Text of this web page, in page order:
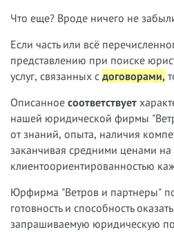
Что еще? Вроде ничего не
Если часть или всё
представлению при поиске
услуг, связанных с договорами, т
Описанное соответствует
нашей юридической фирмы
от знаний, опыта, наличия
заканчивая средними ценами на
клиентоориентированностью
Юрфирма "Ветров и партнеры"
готовность и способность
запрашиваемую юридическую